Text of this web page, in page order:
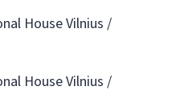
House Vilnius /
House Vilnius /